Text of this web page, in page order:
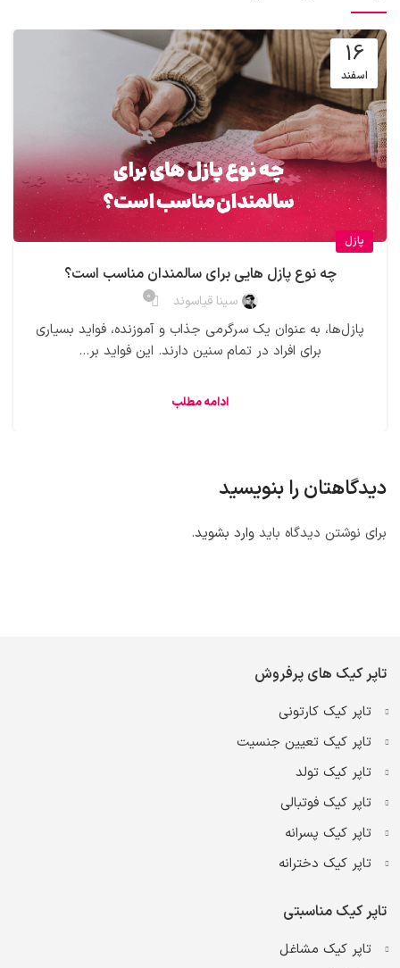
16
اسفند
پازل
چه نوع پازل هایی برای سالمندان مناسب است؟
سینا قیاسوند 0
پازل‌ها، به عنوان یک سرگرمی جذاب و آموزنده، فواید بسیاری
برای افراد در تمام سنین دارند. این فواید بر...
ادامه مطلب
دیدگاهتان را بنویسید
برای نوشتن دیدگاه باید وارد بشوید.
تاپر کیک های پرفروش
تاپر کیک کارتونی
تاپر کیک تعیین جنسیت
تاپر کیک تولد
تاپر کیک فوتبالی
تاپر کیک پسرانه
تاپر کیک دخترانه
تاپر کیک مناسبتی
تاپر کیک مشاغل